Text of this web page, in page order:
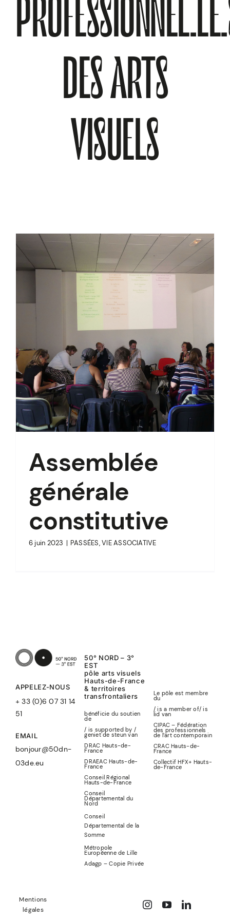
À PROPOS
DES ARTS
VISUELS
Assemblée
générale
constitutive
6 juin 2023 | PASSÉES,VIE ASSOCIATIVE
APPELEZ-NOUS
+ 33 (0)6 07 31 14
51
EMAIL
bonjour@50dn-
03de.eu
50° NORD – 3°
EST
pôle arts visuels
Hauts-de-France
& territoires
transfrontaliers
bénéficie du soutien
de
/ is supported by /
geniet de steun van
DRAC Hauts-de-
France
DRAEAC Hauts-de-
France
Conseil Régional
Hauts-de-France
Conseil
Départemental du
Nord
Conseil
Départemental de la
Somme
Métropole
Européenne de Lille
Adagp – Copie Privée
Le pôle est membre
du
/ is a member of/is
lid van
CIPAC – Fédération
des professionnels
de l’art contemporain
CRAC Hauts-de-
France
Collectif HFX+ Hauts-
de-France
Mentions
légales